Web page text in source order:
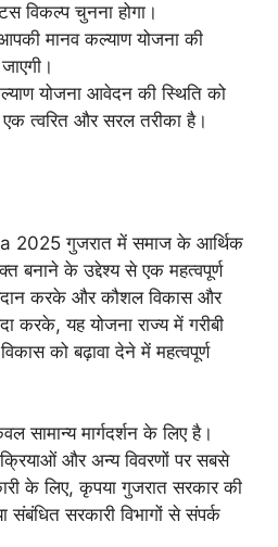
विकल्प चुनना होगा।
मानव कल्याण योजना की
योजना आवेदन की स्थिति को
त्वरित और सरल तरीका है।
2025 गुजरात में समाज के आर्थिक
बनाने के उद्देश्य से एक महत्वपूर्ण
करके और कौशल विकास और
करके, यह योजना राज्य में गरीबी
को बढ़ावा देने में महत्वपूर्ण
सामान्य मार्गदर्शन के लिए है।
और अन्य विवरणों पर सबसे
के लिए, कृपया गुजरात सरकार की
सरकारी विभागों से संपर्क